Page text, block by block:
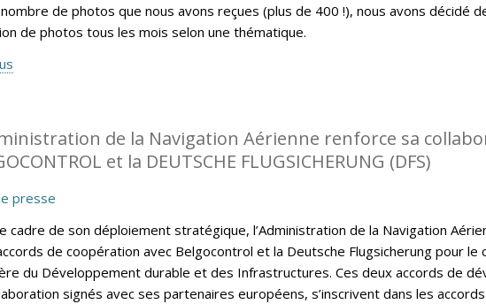
de photos que nous avons reçues (plus de 400 !), nous avons décidé
de photos tous les mois selon une thématique.
de la Navigation Aérienne renforce sa
et la DEUTSCHE FLUGSICHERUNG (DFS)
presse
cadre de son déploiement stratégique, l’Administration de la Navigation
de coopération avec Belgocontrol et la Deutsche Flugsicherung pour le
du Développement durable et des Infrastructures. Ces deux accords de
signés avec ses partenaires européens, s’inscrivent dans les